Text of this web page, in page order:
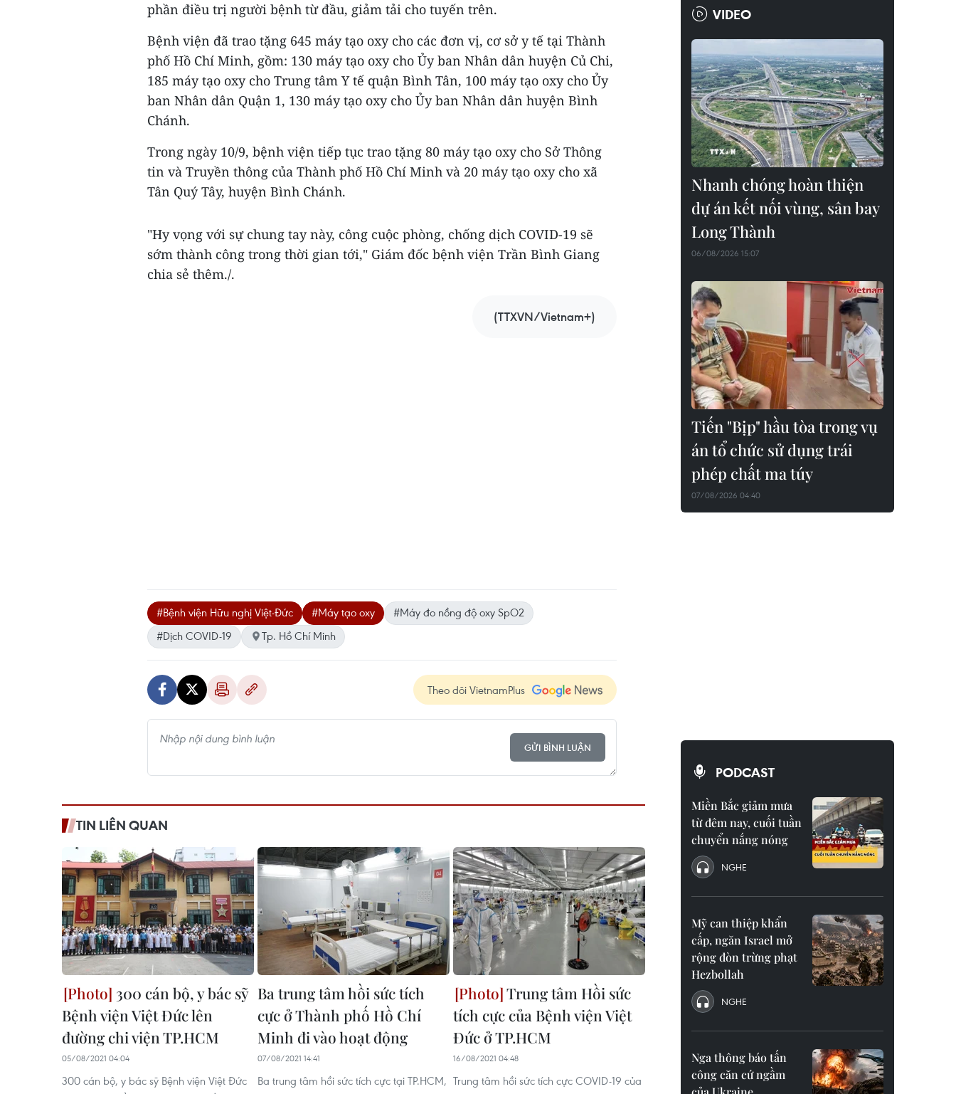
phần điều trị người bệnh từ đầu, giảm tải cho tuyến trên.
Bệnh viện đã trao tặng 645 máy tạo oxy cho các đơn vị, cơ sở y tế tại Thành
phố Hồ Chí Minh, gồm: 130 máy tạo oxy cho Ủy ban Nhân dân huyện Củ Chi,
185 máy tạo oxy cho Trung tâm Y tế quận Bình Tân, 100 máy tạo oxy cho Ủy
ban Nhân dân Quận 1, 130 máy tạo oxy cho Ủy ban Nhân dân huyện Bình
Chánh.
Trong ngày 10/9, bệnh viện tiếp tục trao tặng 80 máy tạo oxy cho Sở Thông
tin và Truyền thông của Thành phố Hồ Chí Minh và 20 máy tạo oxy cho xã
Tân Quý Tây, huyện Bình Chánh.
"Hy vọng với sự chung tay này, công cuộc phòng, chống dịch COVID-19 sẽ
sớm thành công trong thời gian tới," Giám đốc bệnh viện Trần Bình Giang
chia sẻ thêm./.
(TTXVN/Vietnam+)
#Bệnh viện Hữu nghị Việt-Đức #Máy tạo oxy
#Máy đo nồng độ oxy SpO2
#Dịch COVID-19
Tp. Hồ Chí Minh
Theo dõi VietnamPlus
GỬI BÌNH LUẬN
TIN LIÊN QUAN
300 cán bộ, y bác sỹ
Bệnh viện Việt Đức lên
đường chi viện TP.HCM
05/08/2021 04:04
300 cán bộ, y bác sỹ Bệnh viện Việt Đức
Ba trung tâm hồi sức tích
cực ở Thành phố Hồ Chí
Minh đi vào hoạt động
07/08/2021 14:41
Ba trung tâm hồi sức tích cực tại TP.HCM,
Trung tâm Hồi sức
tích cực của Bệnh viện Việt
Đức ở TP.HCM
16/08/2021 04:48
Trung tâm hồi sức tích cực COVID-19 của
VIDEO
Nhanh chóng hoàn thiện
dự án kết nối vùng, sân bay
Long Thành
06/08/2026 15:07
Tiến "Bịp" hầu tòa trong vụ
án tổ chức sử dụng trái
phép chất ma túy
07/08/2026 04:40
PODCAST
Miền Bắc giảm mưa
từ đêm nay, cuối tuần
chuyển nắng nóng
NGHE
Mỹ can thiệp khẩn
cấp, ngăn Israel mở
rộng đòn trừng phạt
Hezbollah
NGHE
Nga thông báo tấn
công căn cứ ngầm